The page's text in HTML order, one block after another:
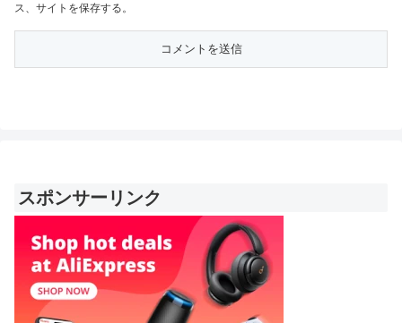
ス、サイトを保存する。
スポンサーリンク